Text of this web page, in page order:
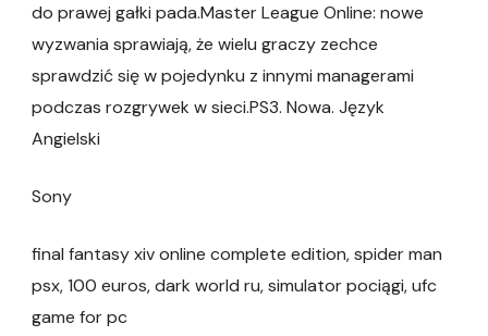
do prawej gałki pada.Master League Online: nowe
wyzwania sprawiają, że wielu graczy zechce
sprawdzić się w pojedynku z innymi managerami
podczas rozgrywek w sieci.PS3. Nowa. Język
Angielski
Sony
final fantasy xiv online complete edition, spider man
psx, 100 euros, dark world ru, simulator pociągi, ufc
game for pc